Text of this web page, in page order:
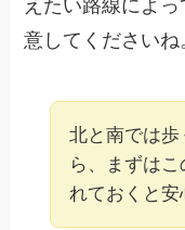
えたい路線によ
意してくださいね
北と南では
ら、まずは
れておくと安